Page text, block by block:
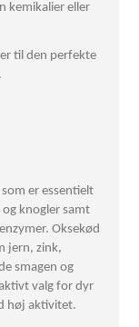
kemikalier eller
til den perfekte
er essentielt
knogler samt
Oksekød
jern, zink,
smagen og
valg for dyr
høj aktivitet.